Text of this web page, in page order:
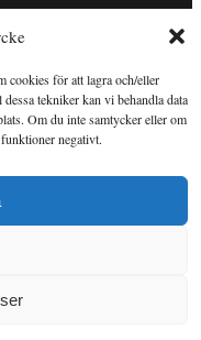
cookies för att lagra och/eller
tekniker kan vi behandla data
Om du inte samtycker eller om
negativt.
vi gör för att förenkla
på sport i allmänhet och
Sportkuriren